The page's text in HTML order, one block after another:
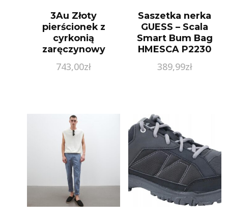
3Au Złoty
pierścionek z
cyrkonią
zaręczynowy
(17)
743,00zł
Saszetka nerka
GUESS – Scala
Smart Bum Bag
HMESCA P2230
389,99zł